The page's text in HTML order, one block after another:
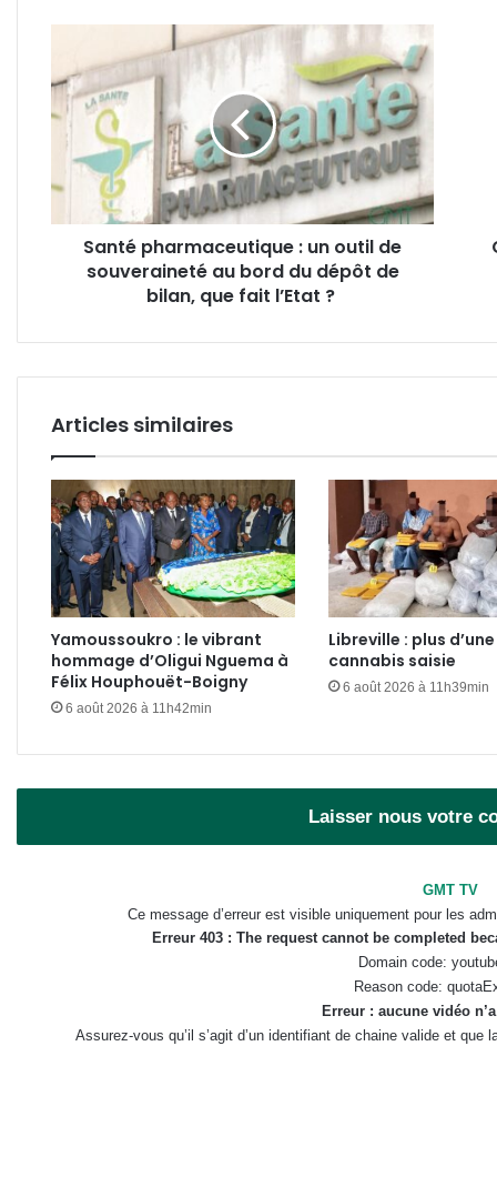
pharmaceutique
:
outil
souveraineté
au
bord
que
Santé pharmaceutique : un outil de
souveraineté au bord du dépôt de
bilan, que fait l’Etat ?
Articles similaires
Yamoussoukro : le vibrant
hommage d’Oligui Nguema à
Félix Houphouët-Boigny
6 août 2026 à 11h42min
Libreville : plus
cannabis saisie
6 août 2026 à 11h39min
Laisser nous votre
GMT TV
Ce message d’erreur est visible uniquement pour les
Erreur 403 : The request cannot be completed
Domain code:
Reason code:
Erreur : aucune vidéo
Assurez-vous qu’il s’agit d’un identifiant de chaine valide et